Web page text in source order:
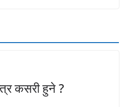
कसरी हुने ?